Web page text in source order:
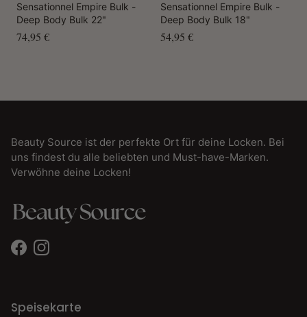
Sensationnel Empire Bulk -
Deep Body Bulk 22"
74,95 €
Sensationnel Empire Bulk -
Deep Body Bulk 18"
54,95 €
Beauty Source ist der perfekte Ort für deine Locken. Bei
uns findest du alle beliebten und Must-have-Marken.
Verwöhne deine Locken!
FacebookInstagram
Speisekarte